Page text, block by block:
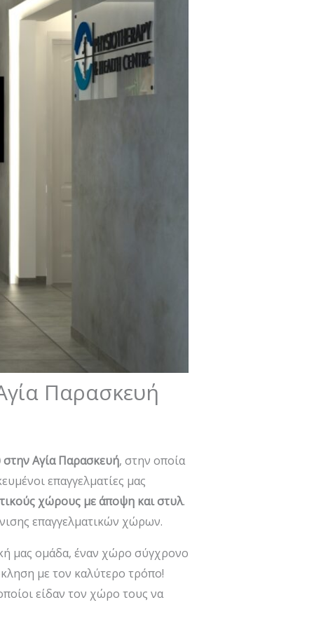
Παρασκευή
Αγία Παρασκευή, στην οποία
επαγγελματίες μας
χώρους με άποψη και στυλ.
επαγγελματικών χώρων.
μας ομάδα, έναν χώρο σύγχρονο
με τον καλύτερο τρόπο!
είδαν τον χώρο τους να